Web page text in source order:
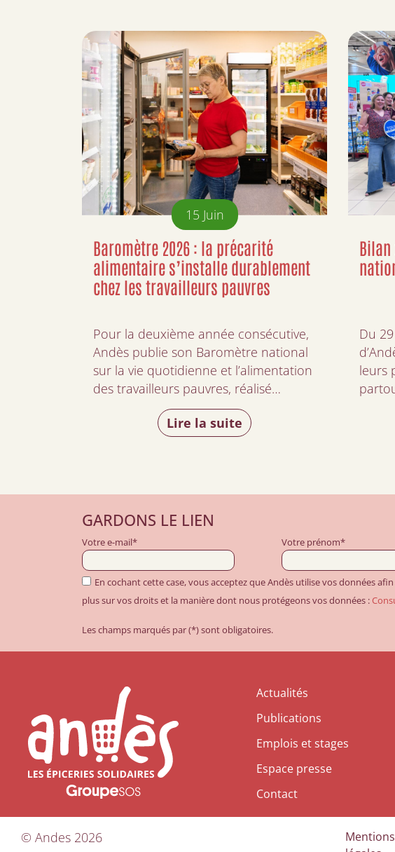
15 Juin
Baromètre 2026 : la précarité
alimentaire s’installe durablement
chez les travailleurs pauvres
Pour la deuxième année consécutive,
Andès publie son Baromètre national
sur la vie quotidienne et l’alimentation
des travailleurs pauvres, réalisé…
Lire la suite
Bilan
Du
leurs
GARDONS LE LIEN
Votre e-mail* Votre prénom*
En cochant cette case, vous acceptez que Andès utilise vos données
plus sur vos droits et la manière dont nous protégeons vos données :
Les champs marqués par (*) sont obligatoires.
Actualités
Publications
Emplois et stages
Espace presse
Contact
© Andes 2026
Mentions